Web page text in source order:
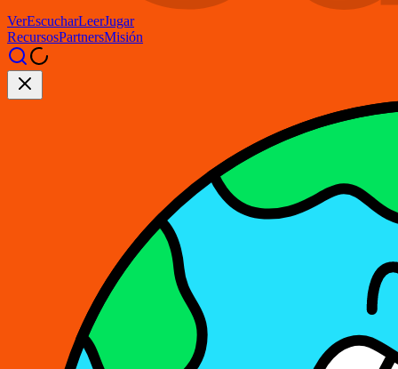
VerEscucharLeerJugar
RecursosPartnersMisión